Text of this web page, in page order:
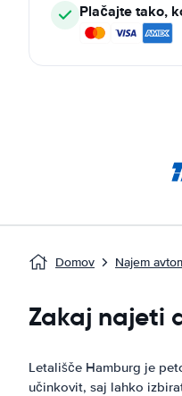
Plačajte tako,
Domov Najem
Zakaj najeti
Letališče Hamburg je
učinkovit, saj lahko